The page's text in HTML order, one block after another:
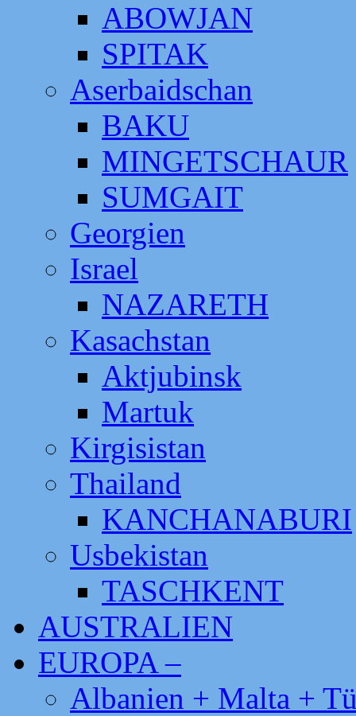
ABOWJAN
SPITAK
Aserbaidschan
BAKU
MINGETSCHAUR
SUMGAIT
Georgien
Israel
NAZARETH
Kasachstan
Aktjubinsk
Martuk
Kirgisistan
Thailand
KANCHANABURI
Usbekistan
TASCHKENT
AUSTRALIEN
EUROPA –
Albanien + Malta +